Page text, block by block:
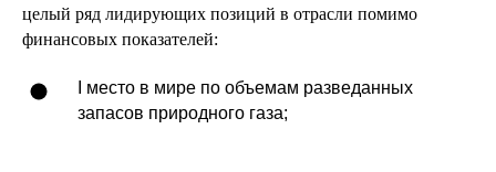
целый ряд лидирующих позиций в отрасли помимо
финансовых показателей:
I место в мире по объемам разведанных
запасов природного газа;